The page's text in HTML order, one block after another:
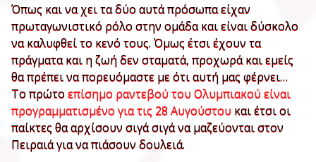
Όπως και να χει τα δύο αυτά πρόσωπα είχαν
πρωταγωνιστικό ρόλο στην ομάδα και είναι δύσκολο
να καλυφθεί το κενό τους. Όμως έτσι έχουν τα
πράγματα και η ζωή δεν σταματά, προχωρά και εμείς
θα πρέπει να πορευόμαστε με ότι αυτή μας φέρνει…
Το πρώτο επίσημο ραντεβού του Ολυμπιακού είναι
προγραμματισμένο για τις 28 Αυγούστουκαι έτσι οι
παίκτες θα αρχίσουν σιγά σιγά να μαζεύονται στον
Πειραιά για να πιάσουν δουλειά.